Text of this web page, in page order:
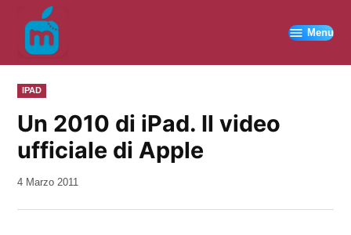
contenuto
Menu
PUBBLICATO
IN
IPAD
Un 2010 di iPad. Il video
ufficiale di Apple
da
4 Marzo 2011